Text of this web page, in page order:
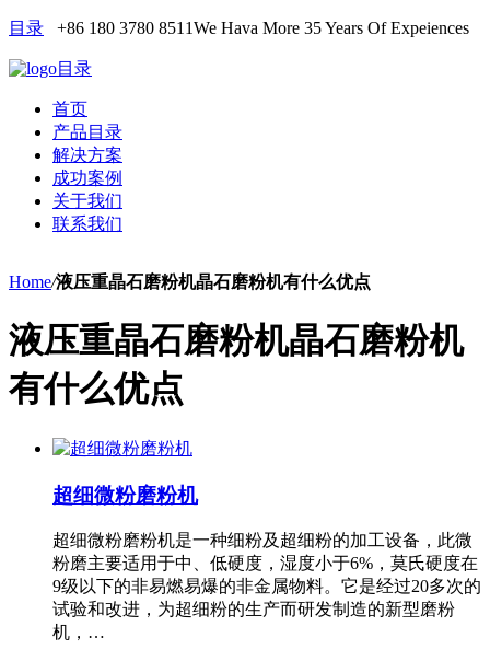
目录 +86 180 3780 8511We Hava More 35 Years Of Expeiences
目录
首页
产品目录
解决方案
成功案例
关于我们
联系我们
Home/液压重晶石磨粉机晶石磨粉机有什么优点
液压重晶石磨粉机晶石磨粉机
有什么优点
超细微粉磨粉机
超细微粉磨粉机是一种细粉及超细粉的加工设备，此微
粉磨主要适用于中、低硬度，湿度小于6%，莫氏硬度在
9级以下的非易燃易爆的非金属物料。它是经过20多次的
试验和改进，为超细粉的生产而研发制造的新型磨粉
机，…